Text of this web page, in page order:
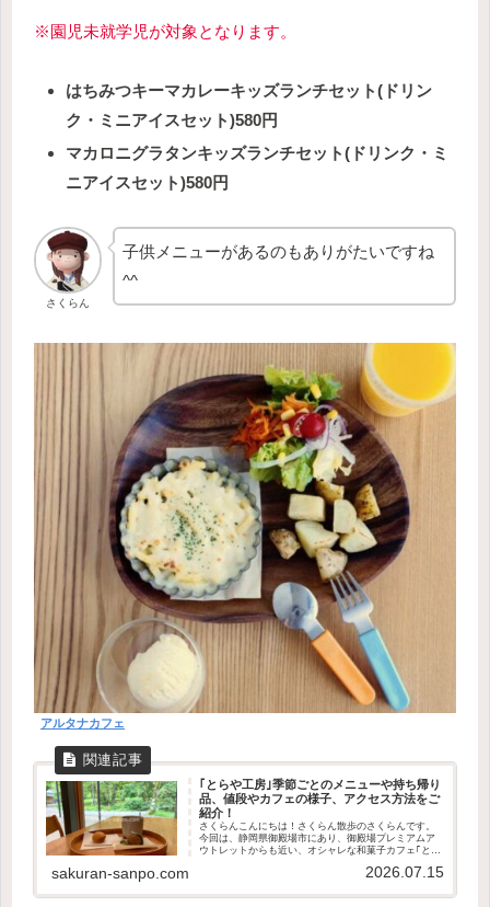
※園児未就学児が対象となります。
はちみつキーマカレーキッズランチセット(ドリン
ク・ミニアイスセット)580円
マカロニグラタンキッズランチセット(ドリンク・ミ
ニアイスセット)580円
さくらん
子供メニューがあるのもありがたいですね
^^
アルタナカフェ
｢とらや工房｣季節ごとのメニューや持ち帰り
品、値段やカフェの様子、アクセス方法をご
紹介！
さくらんこんにちは！さくらん散歩のさくらんです。
今回は、静岡県御殿場市にあり、御殿場プレミアムア
ウトレットからも近い、オシャレな和菓子カフェ｢とら
季節ごとのメニューや値段持ち帰り品の種類や値...
sakuran-sanpo.com 2026.07.15